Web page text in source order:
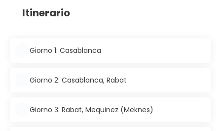
Itinerario
Giorno 1: Casablanca
Giorno 2: Casablanca, Rabat
Giorno 3: Rabat, Mequinez (Meknes)